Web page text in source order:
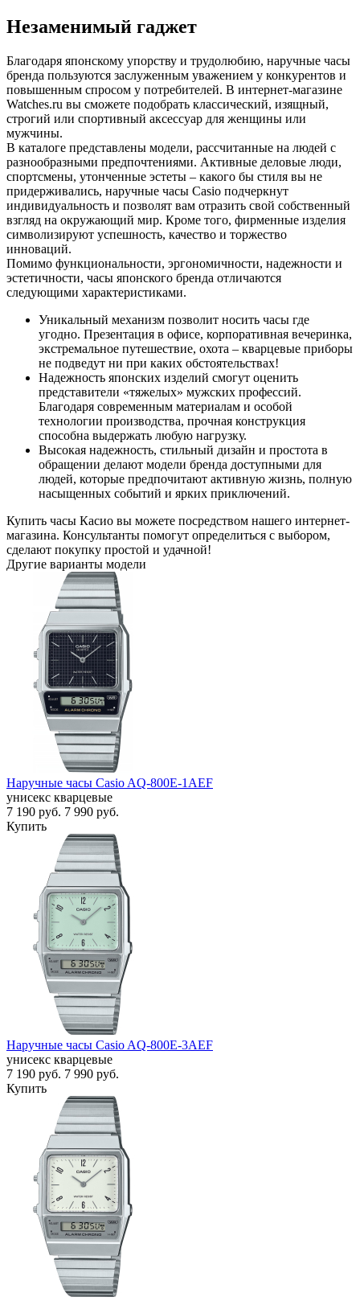
Незаменимый гаджет
Благодаря японскому упорству и трудолюбию, наручные часы
бренда пользуются заслуженным уважением у конкурентов и
повышенным спросом у потребителей. В интернет-магазине
Watches.ru вы сможете подобрать классический, изящный,
строгий или спортивный аксессуар для женщины или
мужчины.
В каталоге представлены модели, рассчитанные на людей с
разнообразными предпочтениями. Активные деловые люди,
спортсмены, утонченные эстеты – какого бы стиля вы не
придерживались, наручные часы Casio подчеркнут
индивидуальность и позволят вам отразить свой собственный
взгляд на окружающий мир. Кроме того, фирменные изделия
символизируют успешность, качество и торжество
инноваций.
Помимо функциональности, эргономичности, надежности и
эстетичности, часы японского бренда отличаются
следующими характеристиками.
Уникальный механизм позволит носить часы где
угодно. Презентация в офисе, корпоративная вечеринка,
экстремальное путешествие, охота – кварцевые приборы
не подведут ни при каких обстоятельствах!
Надежность японских изделий смогут оценить
представители «тяжелых» мужских профессий.
Благодаря современным материалам и особой
технологии производства, прочная конструкция
способна выдержать любую нагрузку.
Высокая надежность, стильный дизайн и простота в
обращении делают модели бренда доступными для
людей, которые предпочитают активную жизнь, полную
насыщенных событий и ярких приключений.
Купить часы Касио вы можете посредством нашего интернет-
магазина. Консультанты помогут определиться с выбором,
сделают покупку простой и удачной!
Другие варианты модели
Наручные часы Casio AQ-800E-1AEF
унисекс кварцевые
7 190 руб. 7 990 руб.
Купить
Наручные часы Casio AQ-800E-3AEF
унисекс кварцевые
7 190 руб. 7 990 руб.
Купить